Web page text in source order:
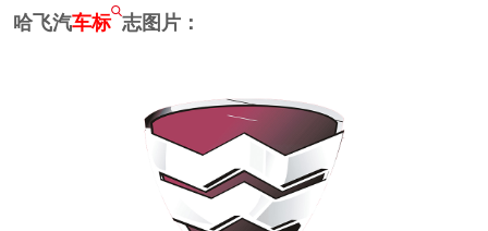
哈飞汽车标 志图片：